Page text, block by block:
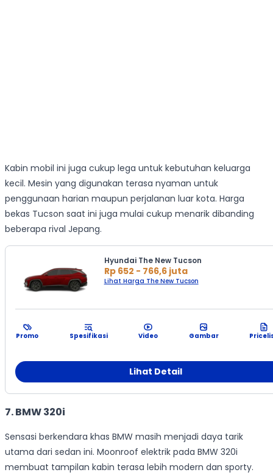
Kabin mobil ini juga cukup lega untuk kebutuhan keluarga
kecil. Mesin yang digunakan terasa nyaman untuk
penggunaan harian maupun perjalanan luar kota. Harga
bekas Tucson saat ini juga mulai cukup menarik dibanding
beberapa rival Jepang.
Hyundai The New Tucson
Rp 652 - 766,6 juta
Lihat Harga The New Tucson
Promo Spesifikasi Video Gambar
Lihat Detail
7. BMW 320i
Sensasi berkendara khas BMW masih menjadi daya tarik
utama dari sedan ini. Moonroof elektrik pada BMW 320i
membuat tampilan kabin terasa lebih modern dan sporty.